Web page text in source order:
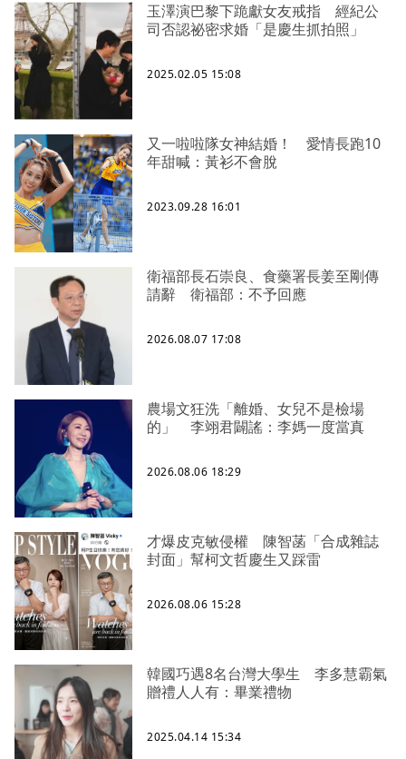
玉澤演巴黎下跪獻女友戒指 經紀公
司否認祕密求婚「是慶生抓拍照」
2025.02.05 15:08
又一啦啦隊女神結婚！ 愛情長跑10
年甜喊：黃衫不會脫
2023.09.28 16:01
衛福部長石崇良、食藥署長姜至剛傳
請辭 衛福部：不予回應
2026.08.07 17:08
農場文狂洗「離婚、女兒不是檢場
的」 李翊君闢謠：李媽一度當真
2026.08.06 18:29
才爆皮克敏侵權 陳智菡「合成雜誌
封面」幫柯文哲慶生又踩雷
2026.08.06 15:28
韓國巧遇8名台灣大學生 李多慧霸氣
贈禮人人有：畢業禮物
2025.04.14 15:34